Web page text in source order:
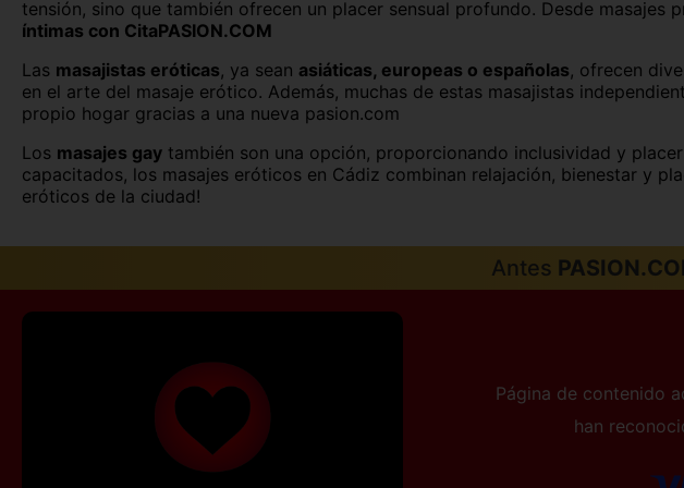
Palencia capital Palma de Mallorca
Salamanca capital San Sebastián
Segovia capital
Teruel capital Toledo capital
tensión, sino que también ofrecen un placer sensual profundo. Desde
íntimas con CitaPASION.COM
Las masajistas eróticas, ya sean asiáticas, europeas o españolas, ofrecen
en el arte del masaje erótico. Además, muchas de estas masajistas
propio hogar gracias a una nueva pasion.com
Los masajes gay también son una opción, proporcionando inclusividad y
capacitados, los masajes eróticos en Cádiz combinan relajación, bienestar y
eróticos de la ciudad!
Antes
Página de contenido
han